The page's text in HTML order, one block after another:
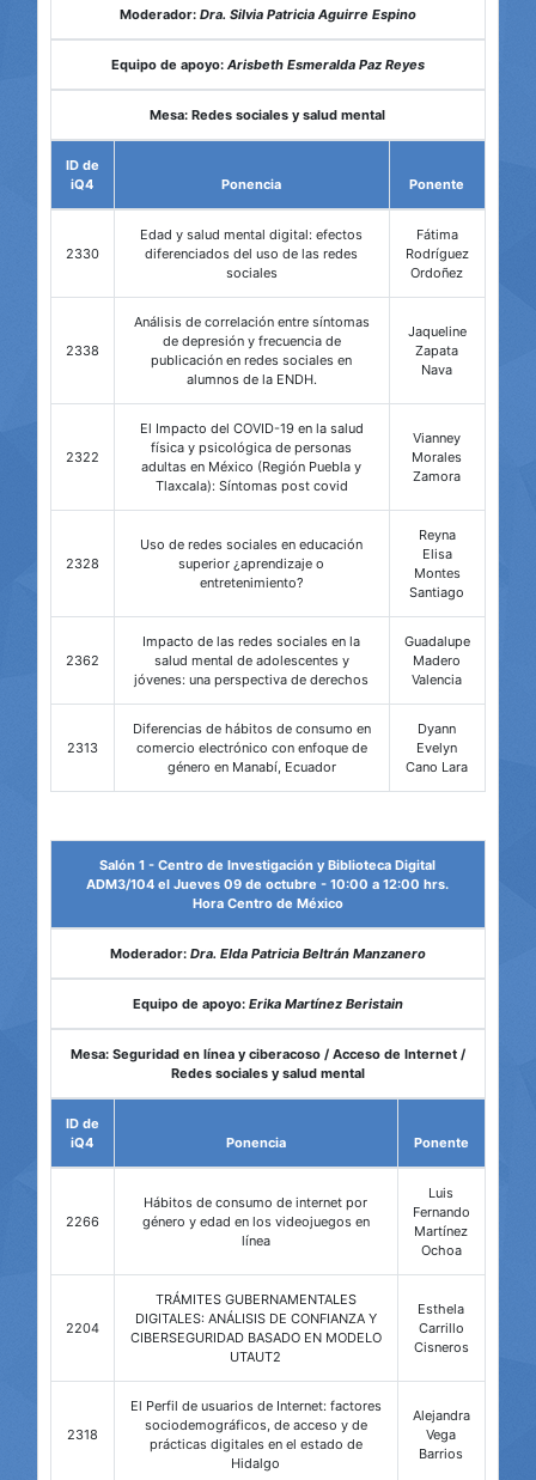
Moderador: Dra. Silvia Patricia Aguirre Espino
Equipo de apoyo: Arisbeth Esmeralda Paz Reyes
Mesa: Redes sociales y salud mental
ID de
iQ4
Ponencia Ponente
2330
Edad y salud mental digital: efectos
diferenciados del uso de las redes
sociales
Fátima
Rodríguez
Ordoñez
2338
Análisis de correlación entre síntomas
de depresión y frecuencia de
publicación en redes sociales en
alumnos de la ENDH.
Jaqueline
Zapata
Nava
2322
El Impacto del COVID-19 en la salud
física y psicológica de personas
adultas en México (Región Puebla y
Tlaxcala): Síntomas post covid
Vianney
Morales
Zamora
2328
Uso de redes sociales en educación
superior ¿aprendizaje o
entretenimiento?
Reyna
Elisa
Montes
Santiago
2362
Impacto de las redes sociales en la
salud mental de adolescentes y
jóvenes: una perspectiva de derechos
Guadalupe
Madero
Valencia
2313
Diferencias de hábitos de consumo en
comercio electrónico con enfoque de
género en Manabí, Ecuador
Dyann
Evelyn
Cano Lara
Salón 1 - Centro de Investigación y Biblioteca Digital
ADM3/104 el Jueves 09 de octubre - 10:00 a 12:00 hrs.
Hora Centro de México
Moderador: Dra. Elda Patricia Beltrán Manzanero
Equipo de apoyo: Erika Martínez Beristain
Mesa: Seguridad en línea y ciberacoso / Acceso de Internet /
Redes sociales y salud mental
ID de
iQ4
Ponencia Ponente
2266
Hábitos de consumo de internet por
género y edad en los videojuegos en
línea
Luis
Fernando
Martínez
Ochoa
2204
TRÁMITES GUBERNAMENTALES
DIGITALES: ANÁLISIS DE CONFIANZA Y
CIBERSEGURIDAD BASADO EN MODELO
UTAUT2
Esthela
Carrillo
Cisneros
2318
El Perfil de usuarios de Internet: factores
sociodemográficos, de acceso y de
prácticas digitales en el estado de
Hidalgo
Alejandra
Vega
Barrios